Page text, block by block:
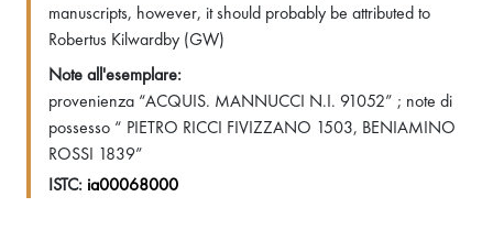
manuscripts, however, it should probably be attributed to
Robertus Kilwardby (GW)
Note all'esemplare:
provenienza “ACQUIS. MANNUCCI N.I. 91052” ; note di
possesso “ PIETRO RICCI FIVIZZANO 1503, BENIAMINO
ROSSI 1839”
ISTC: ia00068000